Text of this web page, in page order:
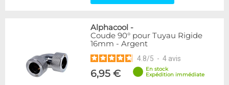
Alphacool -
Coude 90° pour Tuyau Rigide
16mm - Argent
4.8/5 - 4 avis
6,95 €
En stock
Expédition immédiate